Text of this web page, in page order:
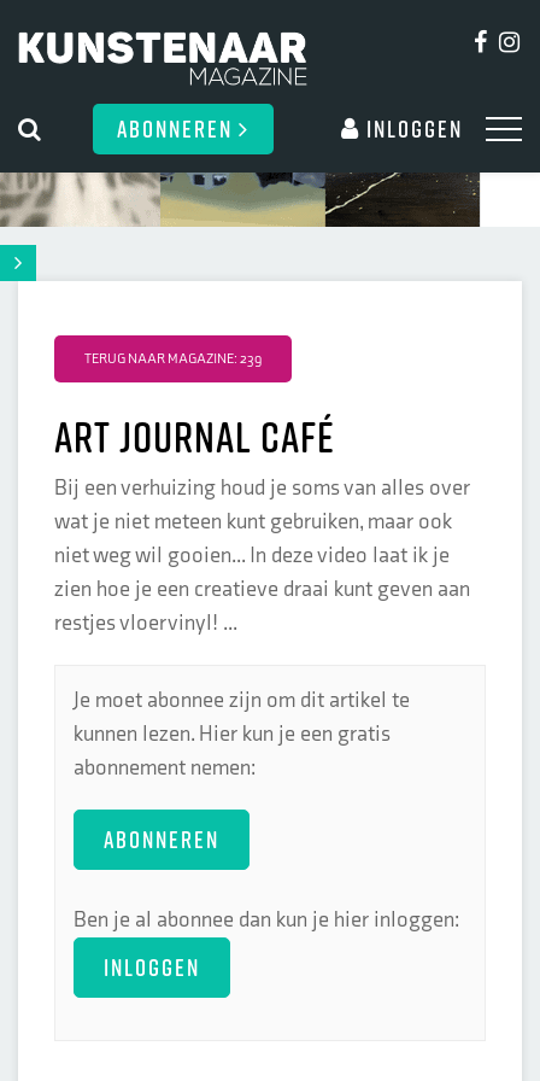
ABONNEREN Inloggen
TERUG NAAR MAGAZINE: 239
Art Journal Café
Bij een verhuizing houd je soms van alles over
wat je niet meteen kunt gebruiken, maar ook
niet weg wil gooien... In deze video laat ik je
zien hoe je een creatieve draai kunt geven aan
restjes vloervinyl! ...
Je moet abonnee zijn om dit artikel te
kunnen lezen. Hier kun je een gratis
abonnement nemen:
ABONNEREN
Ben je al abonnee dan kun je hier inloggen:
INLOGGEN